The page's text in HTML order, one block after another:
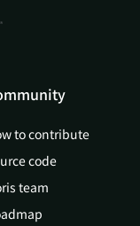
to contribute
code
team